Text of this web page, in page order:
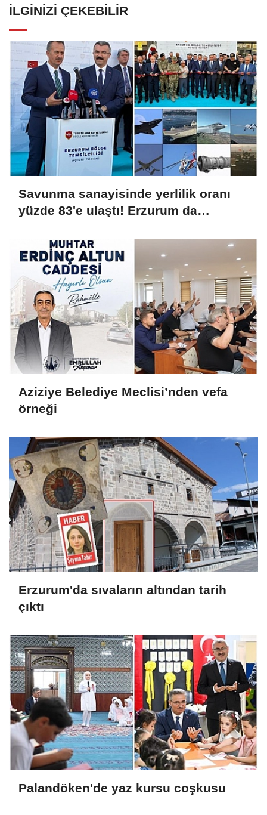
İLGINIZI ÇEKEBILIR
Savunma sanayisinde yerlilik oranı
yüzde 83'e ulaştı! Erzurum da
Aziziye Belediye Meclisi’nden vefa
örneği
Erzurum'da sıvaların altından tarih
çıktı
Palandöken'de yaz kursu coşkusu